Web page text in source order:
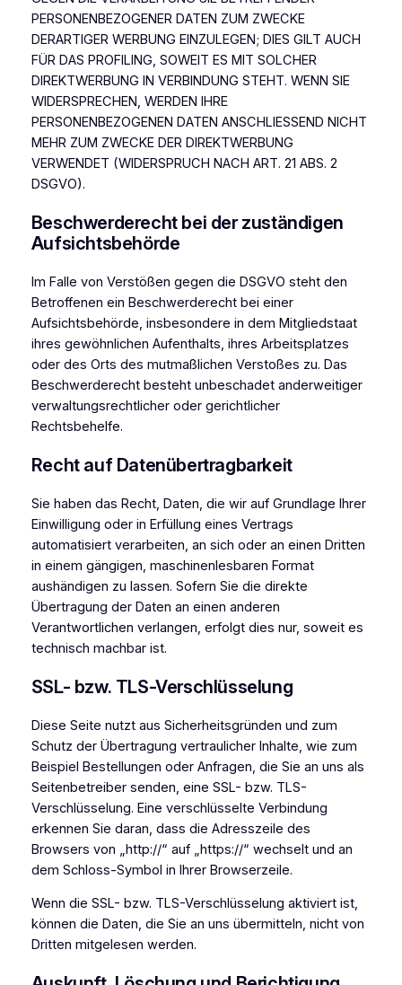
PERSONENBEZOGENER DATEN ZUM ZWECKE
DERARTIGER WERBUNG EINZULEGEN; DIES GILT AUCH
FÜR DAS PROFILING, SOWEIT ES MIT SOLCHER
DIREKTWERBUNG IN VERBINDUNG STEHT. WENN SIE
WIDERSPRECHEN, WERDEN IHRE
PERSONENBEZOGENEN DATEN ANSCHLIESSEND NICHT
MEHR ZUM ZWECKE DER DIREKTWERBUNG
VERWENDET (WIDERSPRUCH NACH ART. 21 ABS. 2
DSGVO).
Beschwerde­recht bei der zuständigen
Aufsichts­behörde
Im Falle von Verstößen gegen die DSGVO steht den
Betroffenen ein Beschwerderecht bei einer
Aufsichtsbehörde, insbesondere in dem Mitgliedstaat
ihres gewöhnlichen Aufenthalts, ihres Arbeitsplatzes
oder des Orts des mutmaßlichen Verstoßes zu. Das
Beschwerderecht besteht unbeschadet anderweitiger
verwaltungsrechtlicher oder gerichtlicher
Rechtsbehelfe.
Recht auf Daten­übertrag­barkeit
Sie haben das Recht, Daten, die wir auf Grundlage Ihrer
Einwilligung oder in Erfüllung eines Vertrags
automatisiert verarbeiten, an sich oder an einen Dritten
in einem gängigen, maschinenlesbaren Format
aushändigen zu lassen. Sofern Sie die direkte
Übertragung der Daten an einen anderen
Verantwortlichen verlangen, erfolgt dies nur, soweit es
technisch machbar ist.
SSL- bzw. TLS-Verschlüsselung
Diese Seite nutzt aus Sicherheitsgründen und zum
Schutz der Übertragung vertraulicher Inhalte, wie zum
Beispiel Bestellungen oder Anfragen, die Sie an uns als
Seitenbetreiber senden, eine SSL- bzw. TLS-
Verschlüsselung. Eine verschlüsselte Verbindung
erkennen Sie daran, dass die Adresszeile des
Browsers von „http://“ auf „https://“ wechselt und an
dem Schloss-Symbol in Ihrer Browserzeile.
Wenn die SSL- bzw. TLS-Verschlüsselung aktiviert ist,
können die Daten, die Sie an uns übermitteln, nicht von
Dritten mitgelesen werden.